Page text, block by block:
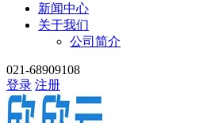
新闻中心
关于我们
公司简介
021-68909108
登录 注册